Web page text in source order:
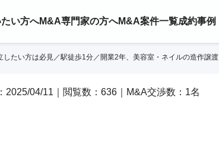
い方へM&A専門家の方へM&A案件一覧成約事例
したい方は必見／駅徒歩1分／開業2年、美容室・ネイルの造作譲渡
04/11｜閲覧数：636｜M&A交渉数：1名